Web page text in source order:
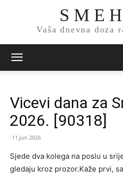
S M E
Vaša dnevna doza
Vicevi dana za
2026. [90318]
11.jun 2026
Sjede dva kolega na poslu u
gledaju kroz prozor.Kaže prvi,